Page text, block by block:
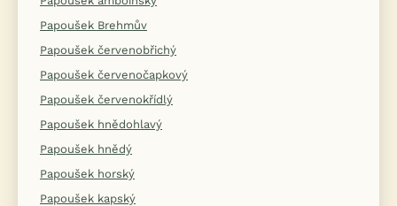
Papoušek Brehmův
Papoušek červenobřichý
Papoušek červenočapkový
Papoušek červenokřídlý
Papoušek hnědohlavý
Papoušek hnědý
Papoušek horský
Papoušek kapský